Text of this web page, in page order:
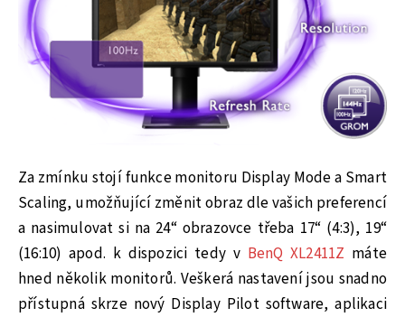
Za zmínku stojí funkce monitoru Display Mode a Smart
Scaling, umožňující změnit obraz dle vašich preferencí
a nasimulovat si na 24“ obrazovce třeba 17“ (4:3), 19“
(16:10) apod. k dispozici tedy v BenQ XL2411Z máte
hned několik monitorů. Veškerá nastavení jsou snadno
přístupná skrze nový Display Pilot software, aplikaci